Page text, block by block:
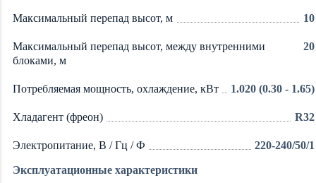
Максимальный перепад высот, м 10
Максимальный перепад высот, между внутренними
блоками, м
20
Потребляемая мощность, охлаждение, кВт 1.020 (0.30 - 1.65)
Хладагент (фреон) R32
Электропитание, В / Гц / Ф 220-240/50/1
Эксплуатационные характеристики